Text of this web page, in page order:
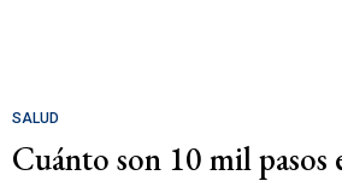
SALUD
Cuánto son 10 mil pasos